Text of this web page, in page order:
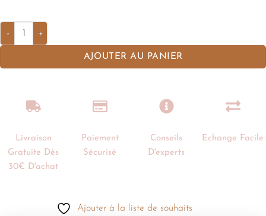
AJOUTER AU PANIER
Livraison
Gratuite Dès
30€ D'achat
Paiement
Sécurisé
Conseils
D'experts
Echange Facile
Ajouter à la liste de souhaits